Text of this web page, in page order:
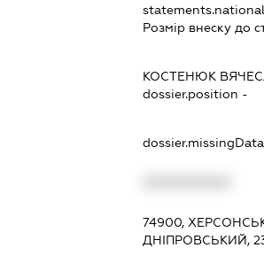
Розмір внеску до
КОСТЕНЮК
dossier.position -
dossier.missingData
74900,
ДНІПРОВСЬКИЙ,